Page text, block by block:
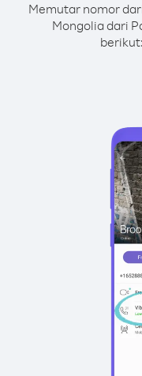
Memutar nomor
Mongolia dari
berikut: